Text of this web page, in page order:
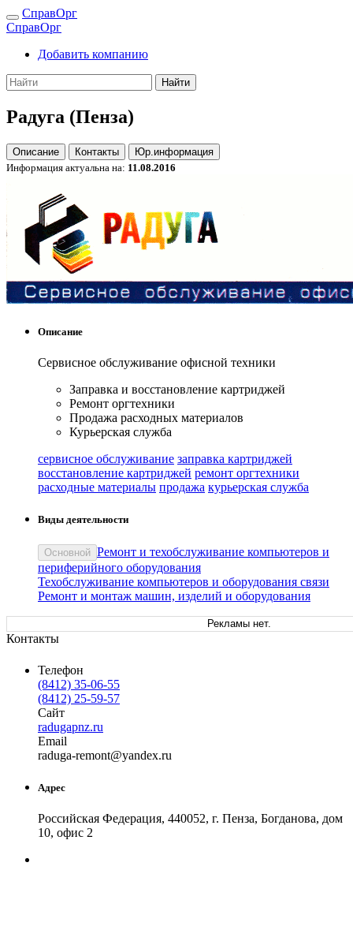
СправОрг
СправОрг
Добавить компанию
Найти
Радуга (Пенза)
Описание Контакты
Юр.информация
Информация актуальна на: 11.08.2016
Описание
Сервисное обслуживание офисной техники
Заправка и восстановление картриджей
Ремонт оргтехники
Продажа расходных материалов
Курьерская служба
сервисное обслуживание заправка картриджей
восстановление картриджей ремонт оргтехники
расходные материалы продажа курьерская служба
Виды деятельности
Основной Ремонт и техобслуживание компьютеров и
периферийного оборудования
Техобслуживание компьютеров и оборудования связи
Ремонт и монтаж машин, изделий и оборудования
Рекламы нет.
Контакты
Телефон
(8412) 35-06-55
(8412) 25-59-57
Сайт
radugapnz.ru
Email
raduga-remont@yandex.ru
Адрес
Российская Федерация, 440052, г. Пенза, Богданова, дом
10, офис 2